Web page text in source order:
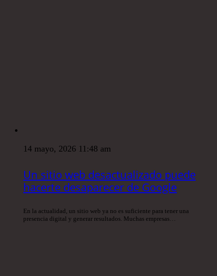
14 mayo, 2026 11:48 am
Un sitio web desactualizado puede
hacerte desaparecer de Google
En la actualidad, un sitio web ya no es suficiente para tener una
presencia digital y generar resultados. Muchas empresas…